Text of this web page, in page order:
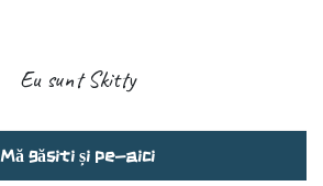
Eu sunt Skitty
Mă găsiti și pe-aici